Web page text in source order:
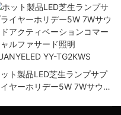
ト製品LED芝生ランプサプ
ヤーホリデー5W 7Wサウン